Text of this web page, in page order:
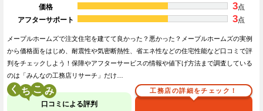
価格
3点
アフターサポート
3点
メープルホームズで注文住宅を建てて良かった？悪かった？メープルホームズの実例
から価格面をはじめ、耐震性や気密断熱性、省エネ性などの住宅性能など口コミで評
判をチェックしよう！保障やアフターサービスの情報や値下げ方法まで調査している
のは「みんなの工務店リサーチ」だけ…
く こ
口コミによる評判
工務店の詳細をチェック！